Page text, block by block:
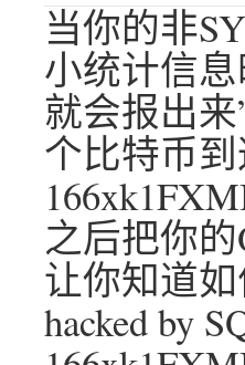
当你的非
小统计信
就会报出来
个比特币
之后把你的
让你知道如
hacked by